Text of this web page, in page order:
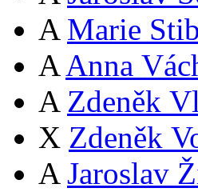
A Marie
A Anna
A Zdeněk
X Zdeněk
A Jaroslav